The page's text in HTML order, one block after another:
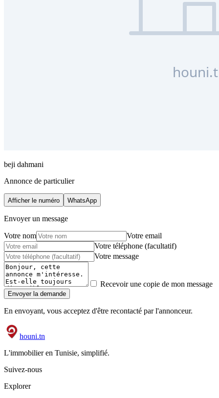
beji dahmani
Annonce de particulier
Afficher le numéro WhatsApp
Envoyer un message
Votre nom
Votre email
Votre téléphone (facultatif)
Votre message
Recevoir une copie de mon message
Envoyer la demande
En envoyant, vous acceptez d'être recontacté par l'annonceur.
houni.tn
L'immobilier en Tunisie, simplifié.
Suivez-nous
Explorer